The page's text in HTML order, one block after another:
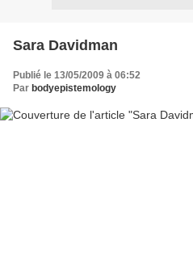
Sara Davidman
Publié le 13/05/2009 à 06:52
Par bodyepistemology